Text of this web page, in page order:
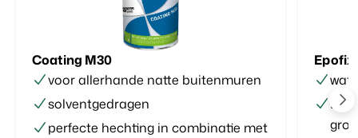
Coating M30
voor allerhande natte buitenmuren
solventgedragen
perfecte hechting in combinatie met
Epofix